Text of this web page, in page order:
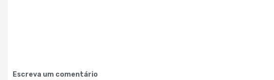
Escreva um comentário